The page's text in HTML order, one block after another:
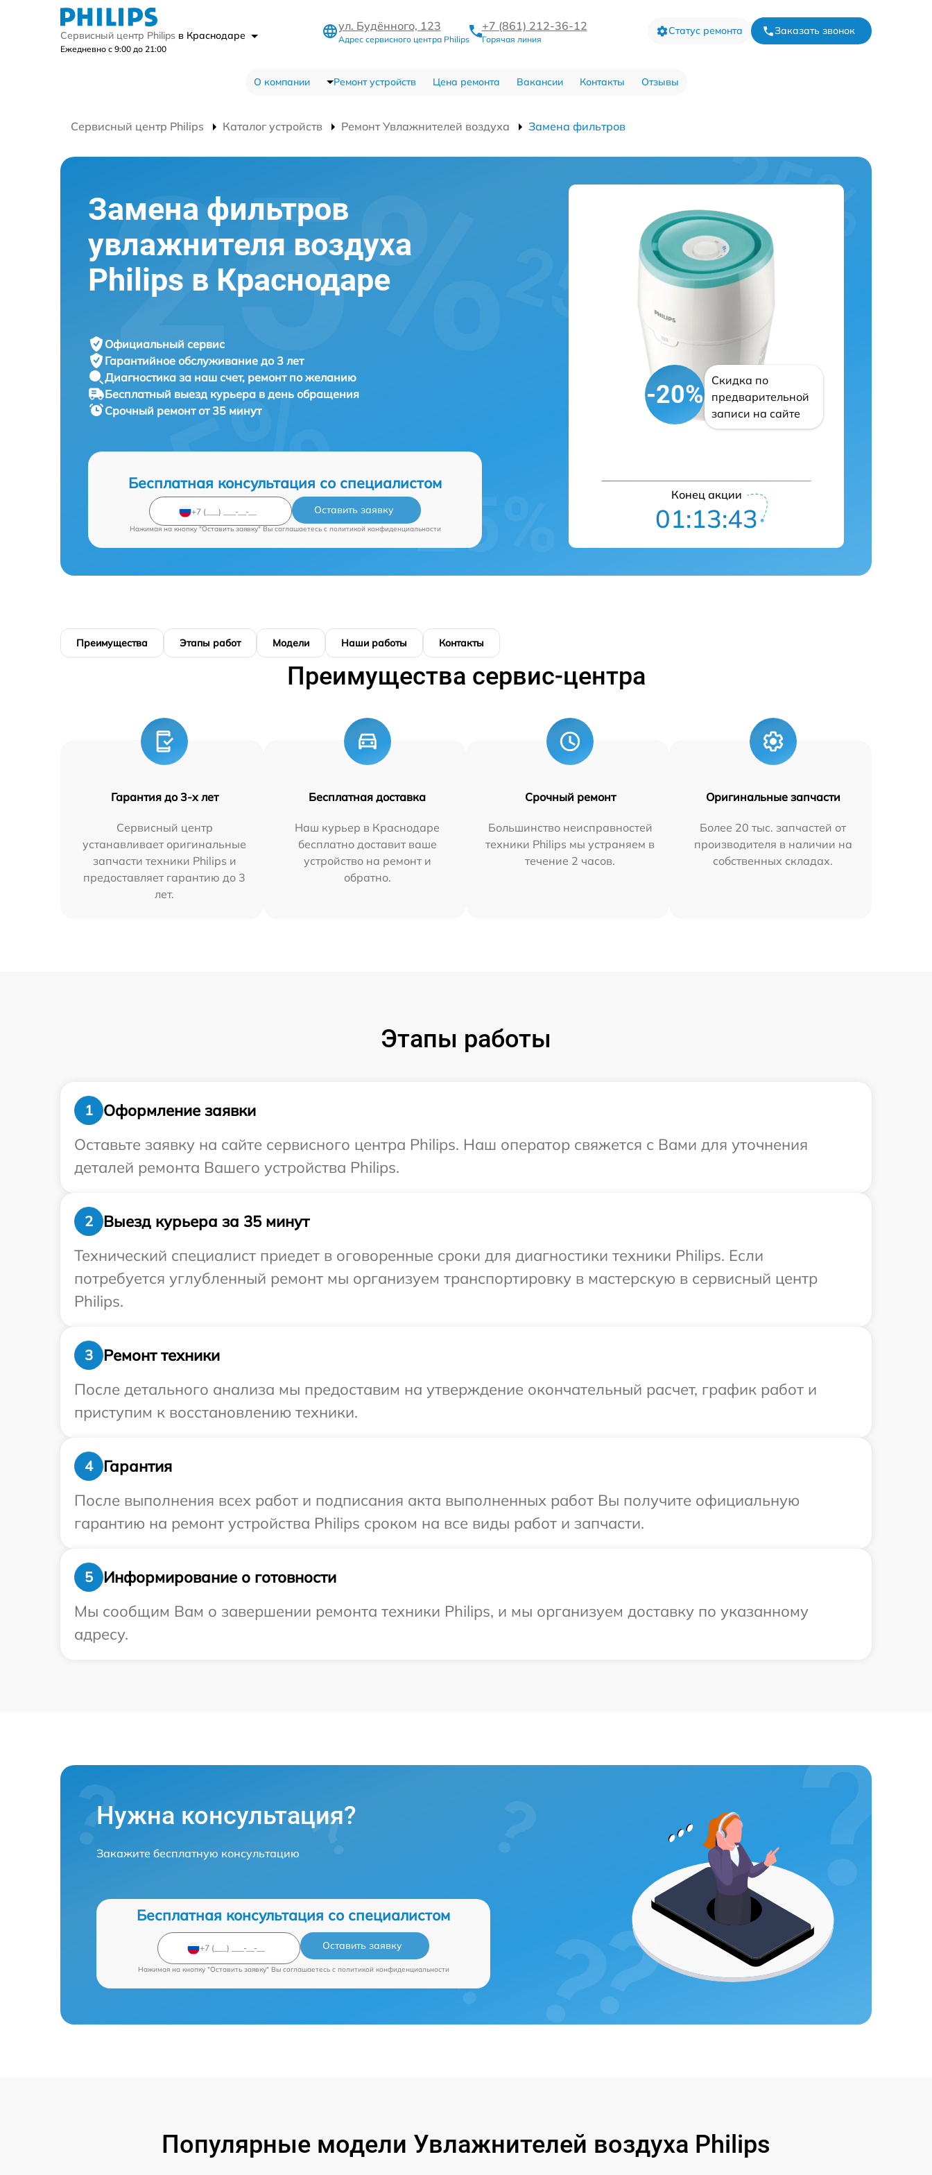
Сервисный центр Philips в Краснодаре
Ежедневно с 9:00 до 21:00
ул. Будённого, 123
Адрес сервисного центра Philips
+7 (861) 212-36-12
Горячая линия
Статус ремонта Заказать звонок
О компании Ремонт устройств Цена ремонта Вакансии Контакты Отзывы
Сервисный центр Philips Каталог устройств Ремонт Увлажнителей воздуха Замена фильтров
Замена фильтров
увлажнителя воздуха
Philips в Краснодаре
Официальный сервис
Гарантийное обслуживание до 3 лет
Диагностика за наш счет, ремонт по желанию
Бесплатный выезд курьера в день обращения
Срочный ремонтот 35 минут
Бесплатная консультация со специалистом
Оставить заявку
Нажимая на кнопку "Оставить заявку" Вы соглашаетесь c политикой конфиденциальности
-20%
Скидка по
предварительной
записи на сайте
Конец акции
01:13:42
Преимущества Этапы работ Модели Наши работы Контакты
Преимущества сервис-центра
Гарантия до 3-х лет
Сервисный центр
устанавливает оригинальные
запчасти техники Philips и
предоставляет гарантию до 3
лет.
Бесплатная доставка
Наш курьер в Краснодаре
бесплатно доставит ваше
устройство на ремонт и
обратно.
Срочный ремонт
Большинство неисправностей
техники Philips мы устраняем в
течение 2 часов.
Оригинальные запчасти
Более 20 тыс. запчастей от
производителя в наличии на
собственных складах.
Этапы работы
1
Оформление заявки
Оставьте заявку на сайте сервисного центра Philips. Наш оператор свяжется с Вами для уточнения
деталей ремонта Вашего устройства Philips.
2
Выезд курьера за 35 минут
Технический специалист приедет в оговоренные сроки для диагностики техники Philips. Если
потребуется углубленный ремонт мы организуем транспортировку в мастерскую в сервисный центр
Philips.
3
Ремонт техники
После детального анализа мы предоставим на утверждение окончательный расчет, график работ и
приступим к восстановлению техники.
4
Гарантия
После выполнения всех работ и подписания акта выполненных работ Вы получите официальную
гарантию на ремонт устройства Philips сроком на все виды работ и запчасти.
5
Информирование о готовности
Мы сообщим Вам о завершении ремонта техники Philips, и мы организуем доставку по указанному
адресу.
Нужна консультация?
Закажите бесплатную консультацию
Бесплатная консультация со специалистом
Оставить заявку
Нажимая на кнопку "Оставить заявку" Вы соглашаетесь c политикой конфиденциальности
Популярные модели Увлажнителей воздуха Philips